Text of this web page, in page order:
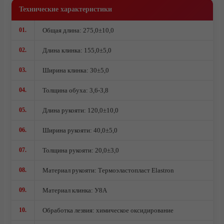
Ножи из стали AUS10Co
Ножи кованые из стали Х12МФ
Технические характеристики
01. Общая длина: 275,0±10,0
02. Длина клинка: 155,0±5,0
03. Ширина клинка: 30±5,0
04. Толщина обуха: 3,6-3,8
05. Длина рукояти: 120,0±10,0
06. Ширина рукояти: 40,0±5,0
07. Толщина рукояти: 20,0±3,0
08. Материал рукояти: Термоэластопласт Elastron
09. Материал клинка: У8А
10. Обработка лезвия: химическое оксидирование